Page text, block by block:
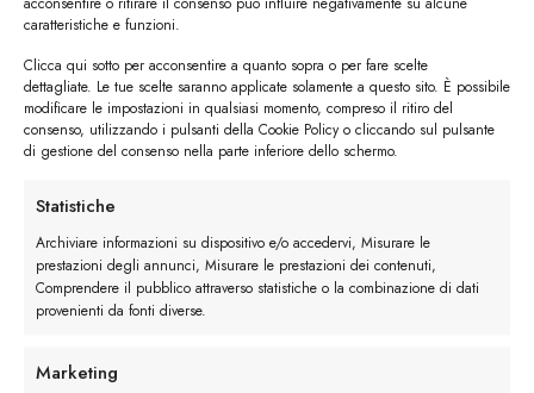
caratteristiche e funzioni.
Clicca qui sotto per acconsentire a quanto sopra o per fare scelte
dettagliate. Le tue scelte saranno applicate solamente a questo sito. È possibile
modificare le impostazioni in qualsiasi momento, compreso il ritiro del
consenso, utilizzando i pulsanti della Cookie Policy o cliccando sul pulsante
di gestione del consenso nella parte inferiore dello schermo.
Statistiche
Archiviare informazioni su dispositivo e/o accedervi, Misurare le
prestazioni degli annunci, Misurare le prestazioni dei contenuti,
Comprendere il pubblico attraverso statistiche o la combinazione di dati
provenienti da fonti diverse.
Marketing
Precedente
Successivo→
Lascia un commento
Devi essere